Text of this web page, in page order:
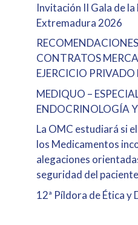
Invitación II Gala de
Extremadura 2026
CONTRATOS
EJERCICIO
MEDIQUO –
ENDOCRINOLOGÍA
La OMC estudiará si
los Medicamentos
alegaciones
seguridad del paciente
12ª Píldora de Ética y